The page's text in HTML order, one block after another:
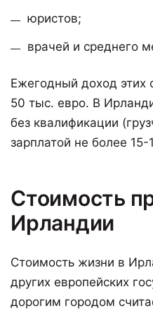
юристов;
врачей и среднего
Ежегодный доход этих
50 тыс. евро. В
без квалификации
зарплатой не более
Стоимость
Ирландии
Стоимость жизни в
других европейских
дорогим городом